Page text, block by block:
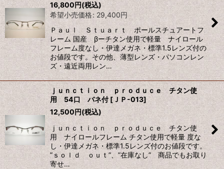
16,800円(税込)
希望小売価格: 29,400円
Ｐａｕｌ Ｓｔｕａｒｔ ポールスチュアートフ
レーム 国産 βーチタン使用で軽量 ナイロール
フレーム度なし・伊達メガネ・標準1.5レンズ付の
お値段です。その他、薄型レンズ・パソコンレン
ズ・遠近両用レン…
ｊｕｎｃｔｉｏｎ ｐｒｏｄｕｃｅ チタン使
用 54口 バネ付 [ＪＰ-013]
12,500円(税込)
ｊｕｎｃｔｉｏｎ ｐｒｏｄｕｃｅ チタン使
用 ナイロールフレーム チタン使用で軽量 度な
し・伊達メガネ・標準1.5レンズ付のお値段です。
”ｓｏｌｄ ｏｕｔ”、”在庫なし” 商品でもお取り
寄せ…